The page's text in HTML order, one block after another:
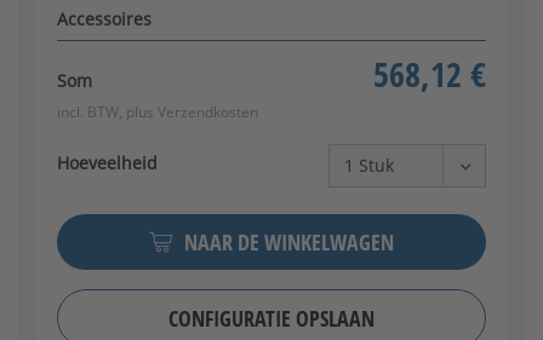
Accessoires
Som 568,12 €
incl. BTW, plus Verzendkosten
Hoeveelheid
NAAR DE WINKELWAGEN
CONFIGURATIE OPSLAAN